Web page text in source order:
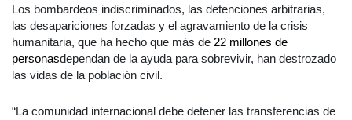
Los bombardeos indiscriminados, las detenciones arbitrarias,
las desapariciones forzadas y el agravamiento de la crisis
humanitaria, que ha hecho que más de 22 millones de
personasdependan de la ayuda para sobrevivir, han destrozado
las vidas de la población civil.
“La comunidad internacional debe detener las transferencias de